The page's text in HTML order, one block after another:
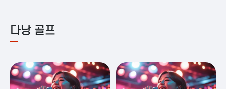
다낭 골프